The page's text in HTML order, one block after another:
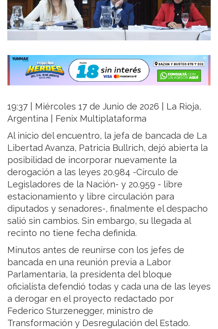
19:37 | Miércoles 17 de Junio de 2026 | La Rioja,
Argentina | Fenix Multiplataforma
Al inicio del encuentro, la jefa de bancada de La
Libertad Avanza, Patricia Bullrich, dejó abierta la
posibilidad de incorporar nuevamente la
derogación a las leyes 20.984 -Círculo de
Legisladores de la Nación- y 20.959 - libre
estacionamiento y libre circulación para
diputados y senadores-, finalmente el despacho
salió sin cambios. Sin embargo, su llegada al
recinto no tiene fecha definida.
Minutos antes de reunirse con los jefes de
bancada en una reunión previa a Labor
Parlamentaria, la presidenta del bloque
oficialista defendió todas y cada una de las leyes
a derogar en el proyecto redactado por
Federico Sturzenegger, ministro de
Transformación y Desregulación del Estado.